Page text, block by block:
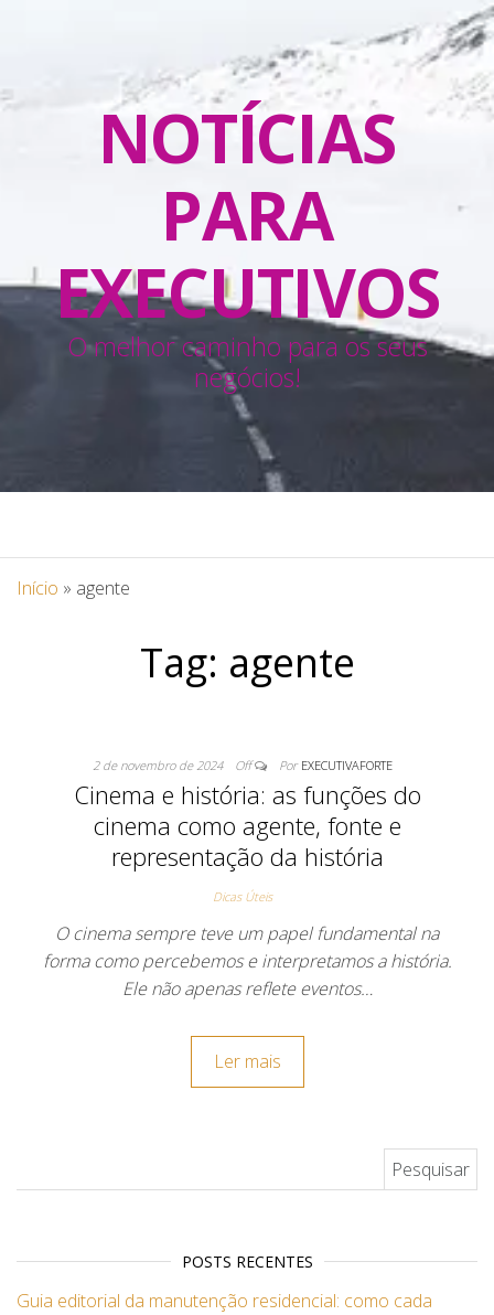
NOTÍCIAS
PARA
EXECUTIVOS
O melhor caminho para os seus
negócios!
Início » agente
Tag: agente
2 de novembro de 2024 Off Por EXECUTIVAFORTE
Cinema e história: as funções do
cinema como agente, fonte e
representação da história
Dicas Úteis
O cinema sempre teve um papel fundamental na
forma como percebemos e interpretamos a história.
Ele não apenas reflete eventos…
Ler mais
POSTS RECENTES
Guia editorial da manutenção residencial: como cada